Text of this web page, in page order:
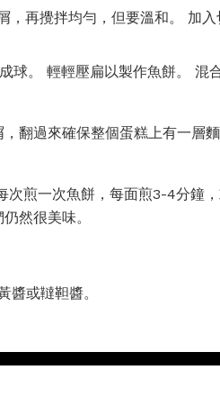
，再攪拌均勻，但要溫和。 加
球。 輕輕壓扁以製作魚餅。 混
翻過來確保整個蛋糕上有一層
次煎一次魚餅，每面煎3-4分鐘
然很美味。
醬或韃靼醬。